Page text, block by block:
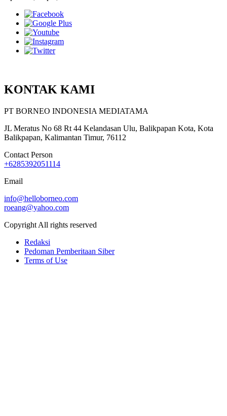
KONTAK KAMI
PT BORNEO INDONESIA MEDIATAMA
JL Meratus No 68 Rt 44 Kelandasan Ulu, Balikpapan Kota, Kota
Balikpapan, Kalimantan Timur, 76112
Contact Person
+6285392051114
Email
info@helloborneo.com
roeang@yahoo.com
Copyright All rights reserved
Redaksi
Pedoman Pemberitaan Siber
Terms of Use